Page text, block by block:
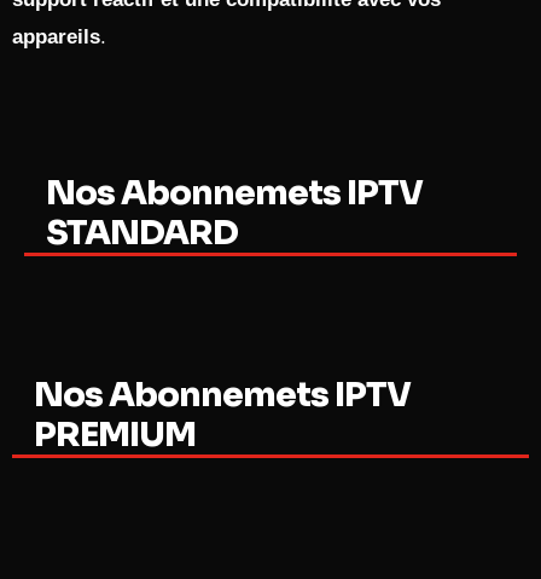
appareils.
Nos Abonnemets IPTV
STANDARD
Nos Abonnemets IPTV
PREMIUM